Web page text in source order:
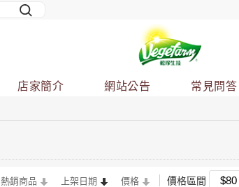
店家簡介 網站公告 常見問答
熱銷商品 上架日期 價格 價格區間